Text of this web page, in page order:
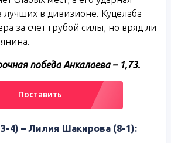
лучших в дивизионе. Куцелаба
за счет грубой силы, но вряд ли
победа Анкалаева – 1,73.
Поставить
4) – Лилия Шакирова (8-1):